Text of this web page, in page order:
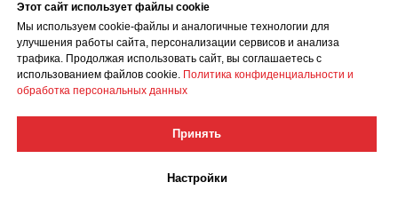
технологий, позволяющий
обеспечить НЕРАЗРЫВНЫЙ
СЕРВИС: от создания сайта до
конечных продаж и аналитики.
потребностей Ваших потенциальных
клиентов, а также ориентируясь на
возможности и цели Вашего
Этот сайт использует файлы cookie
Мы используем cookie-файлы и аналогичные технологии для
улучшения работы сайта, персонализации сервисов и анализа
трафика. Продолжая использовать сайт, вы соглашаетесь с
использованием файлов cookie. Политика конфиденциальности и
обработка персональных данных
Принять
Настройки